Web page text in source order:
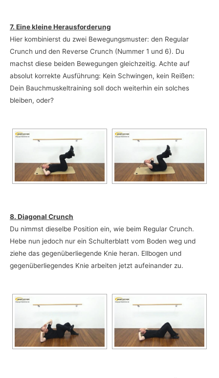
7. Eine kleine Herausforderung
Hier kombinierst du zwei Bewegungsmuster: den Regular
Crunch und den Reverse Crunch (Nummer 1 und 6). Du
machst diese beiden Bewegungen gleichzeitig. Achte auf
absolut korrekte Ausführung: Kein Schwingen, kein Reißen:
Dein Bauchmuskeltraining soll doch weiterhin ein solches
bleiben, oder?
8. Diagonal Crunch
Du nimmst dieselbe Position ein, wie beim Regular Crunch.
Hebe nun jedoch nur ein Schulterblatt vom Boden weg und
ziehe das gegenüberliegende Knie heran. Ellbogen und
gegenüberliegendes Knie arbeiten jetzt aufeinander zu.